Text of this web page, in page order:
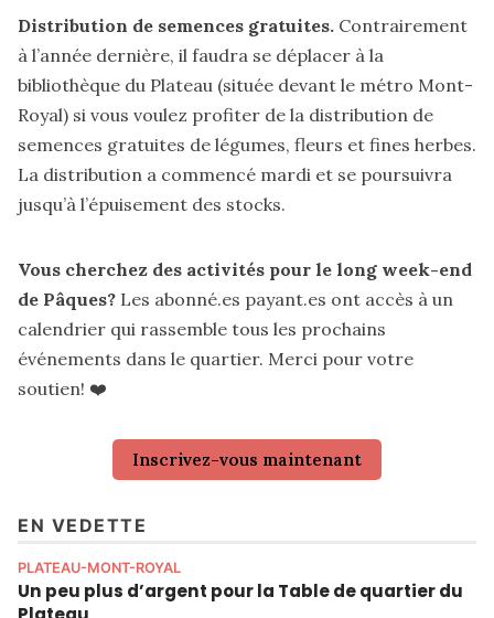
Distribution de semences gratuites. Contrairement
à l’année dernière, il faudra se déplacer à la
bibliothèque du Plateau (située devant le métro Mont-
Royal) si vous voulez profiter de la distribution de
semences gratuites de légumes, fleurs et fines herbes.
La distribution a commencé mardi et se poursuivra
jusqu’à l’épuisement des stocks.
Vous cherchez des activités pour le long week-end
de Pâques? Les abonné.es payant.es ont accès à un
calendrier qui rassemble tous les prochains
événements dans le quartier. Merci pour votre
soutien! ❤️
Inscrivez-vous maintenant
EN VEDETTE
PLATEAU-MONT-ROYAL
Un peu plus d’argent pour la Table de quartier du